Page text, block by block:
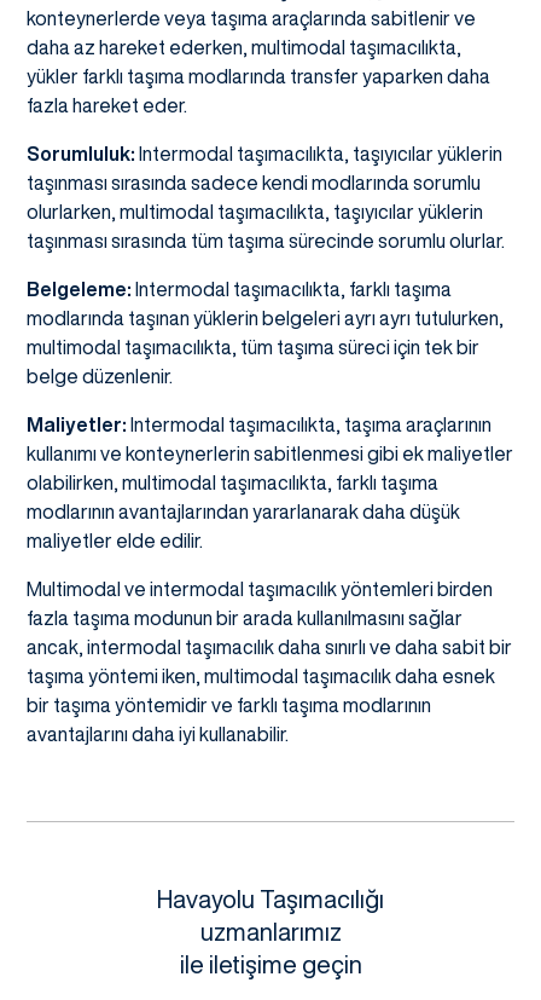
konteynerlerde veya taşıma araçlarında sabitlenir ve
daha az hareket ederken, multimodal taşımacılıkta,
yükler farklı taşıma modlarında transfer yaparken daha
fazla hareket eder.
Sorumluluk: Intermodal taşımacılıkta, taşıyıcılar yüklerin
taşınması sırasında sadece kendi modlarında sorumlu
olurlarken, multimodal taşımacılıkta, taşıyıcılar yüklerin
taşınması sırasında tüm taşıma sürecinde sorumlu olurlar.
Belgeleme: Intermodal taşımacılıkta, farklı taşıma
modlarında taşınan yüklerin belgeleri ayrı ayrı tutulurken,
multimodal taşımacılıkta, tüm taşıma süreci için tek bir
belge düzenlenir.
Maliyetler: Intermodal taşımacılıkta, taşıma araçlarının
kullanımı ve konteynerlerin sabitlenmesi gibi ek maliyetler
olabilirken, multimodal taşımacılıkta, farklı taşıma
modlarının avantajlarından yararlanarak daha düşük
maliyetler elde edilir.
Multimodal ve intermodal taşımacılık yöntemleri birden
fazla taşıma modunun bir arada kullanılmasını sağlar
ancak, intermodal taşımacılık daha sınırlı ve daha sabit bir
taşıma yöntemi iken, multimodal taşımacılık daha esnek
bir taşıma yöntemidir ve farklı taşıma modlarının
avantajlarını daha iyi kullanabilir.
Havayolu Taşımacılığı
uzmanlarımız
ile iletişime geçin